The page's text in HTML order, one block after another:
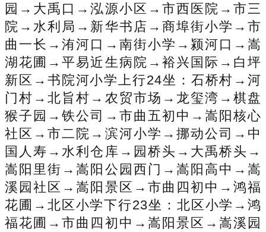
园→大禹口→泓源小区→市西医院→市三
院→水利局→新华书店→商埠街小学→市
曲一长→洧河口→南街小学→颍河口→嵩
湖花圃→平易近生病院→裕兴国际→白坪
新区→书院河小学上行24坐：石桥村→河
门村→北旨村→农贸市场→龙玺湾→棋盘
猴子园→铁公司→市曲五初中→嵩阳核心
社区→市二院→滨河小学→挪动公司→中
国人寿→水利仓库→园桥头→大禹桥头→
嵩阳里街→嵩阳公园西门→嵩阳高中→嵩
溪园社区→嵩阳景区→市曲四初中→鸿福
花圃→北区小学下行23坐：北区小学→鸿
福花圃→市曲四初中→嵩阳景区→嵩溪园